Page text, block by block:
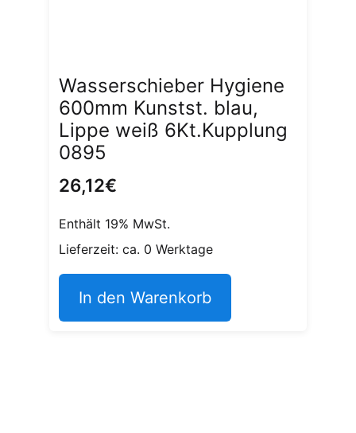
Wasserschieber Hygiene
600mm Kunstst. blau,
Lippe weiß 6Kt.Kupplung
0895
26,12€
Enthält 19% MwSt.
Lieferzeit: ca. 0 Werktage
In den Warenkorb